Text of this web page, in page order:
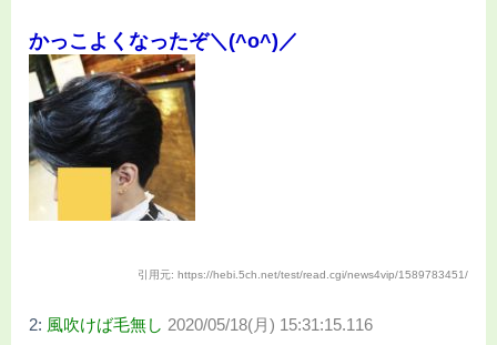
かっこよくなったぞ＼(^o^)／
引用元: https://hebi.5ch.net/test/read.cgi/news4vip/1589783451/
2: 風吹けば毛無し 2020/05/18(月) 15:31:15.116